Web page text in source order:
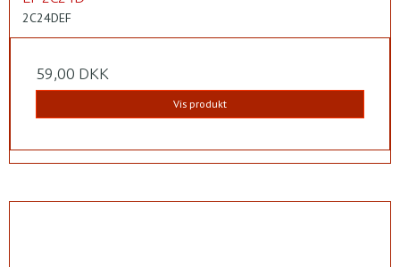
2C24DEF
59,00 DKK
Vis produkt